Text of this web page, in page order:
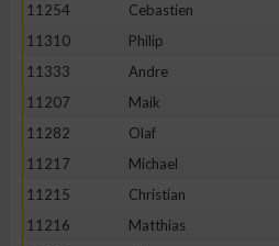
11254
Cebastien
11310
Philip
11333
Andre
11207
Maik
11282
Olaf
11217
Michael
11215
Christian
11216
Matthias